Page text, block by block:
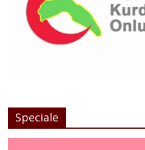
Speciale